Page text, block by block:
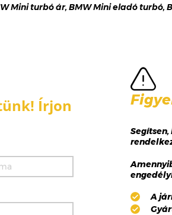
Mini turbó ár, BMW Mini eladó turbó,
Írjon
A